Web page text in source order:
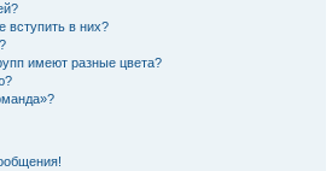
вступить в них?
имеют разные цвета?